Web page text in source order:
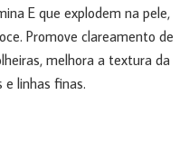
E que explodem na pele,
Promove clareamento de
melhora a textura da
e linhas finas.